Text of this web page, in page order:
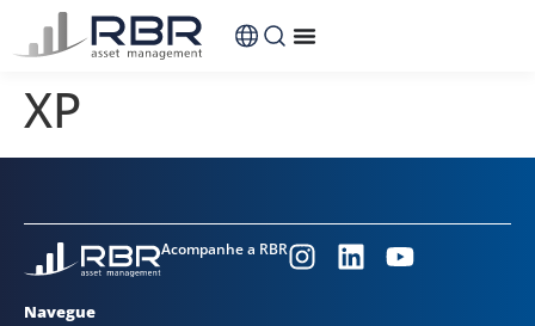
conteúdo
XP
Acompanhe a RBR
Navegue